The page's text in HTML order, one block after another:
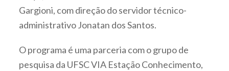
Gargioni, com direção do servidor técnico-
administrativo Jonatan dos Santos.
O programa é uma parceria com o grupo de
pesquisa da UFSC VIA Estação Conhecimento,